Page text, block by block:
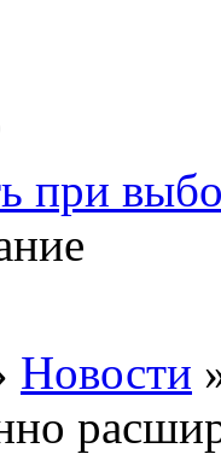
при
Новости